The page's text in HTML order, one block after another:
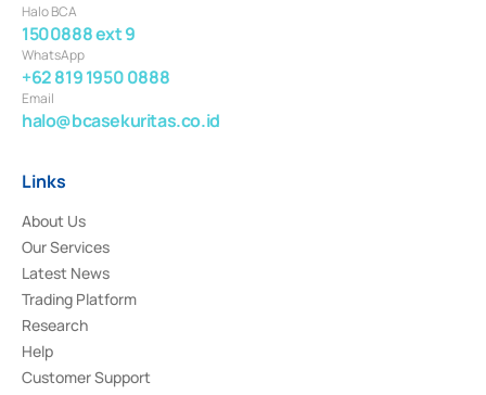
Halo BCA
1500888 ext 9
WhatsApp
+62 819 1950 0888
Email
halo@bcasekuritas.co.id
Links
About Us
Our Services
Latest News
Trading Platform
Research
Help
Customer Support